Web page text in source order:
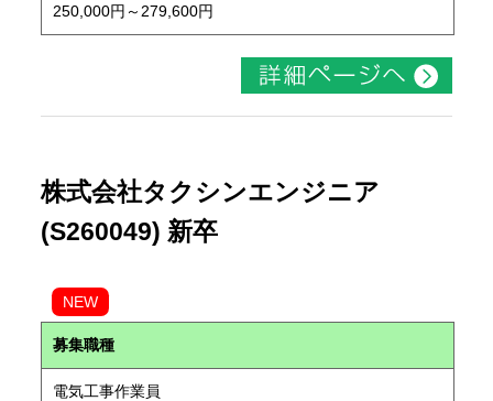
250,000円～279,600円
株式会社タクシンエンジニア
(S260049) 新卒
NEW
募集職種
電気工事作業員